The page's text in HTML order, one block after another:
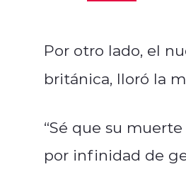
Por otro lado, el
británica, lloró la
“Sé que su
por infinidad de